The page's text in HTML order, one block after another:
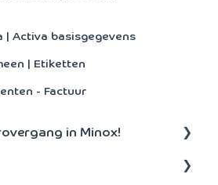
| Activa basisgegevens
| Etiketten
- Factuur
in Minox!
boekjaar